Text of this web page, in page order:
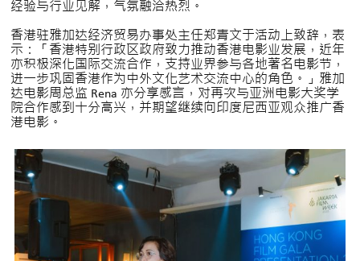
经验与行业见解，气氛融洽热烈。
香港驻雅加达经济贸易办事处主任郑青文于活动上致辞，表
示：「香港特别行政区政府致力推动香港电影业发展，近年
亦积极深化国际交流合作，支持业界参与各地著名电影节，
进一步巩固香港作为中外文化艺术交流中心的角色。」雅加
达电影周总监 Rena 亦分享感言，对再次与亚洲电影大奖学
院合作感到十分高兴，并期望继续向印度尼西亚观众推广香
港电影。